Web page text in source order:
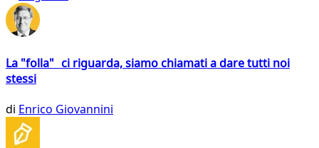
La "folla" ci riguarda, siamo chiamati a dare tutti noi
stessi
di Enrico Giovannini